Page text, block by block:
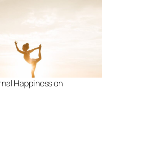
Happiness on